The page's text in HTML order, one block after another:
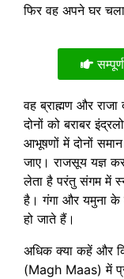
फिर वह अपने घर
वह ब्राह्मण और राजा
दोनों को बराबर
आभूषणों में दोनों
जाए। राजसूय यज्ञ
लेता है परंतु संगम में
है। गंगा और यमुना के
हो जाते हैं।
अधिक क्या कहें और
(Magh Maas) में